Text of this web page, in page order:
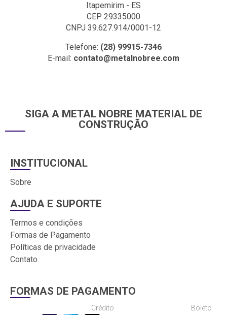
Itapemirim - ES
CEP 29335000
CNPJ 39.627.914/0001-12
Telefone: (28) 99915-7346
E-mail: contato@metalnobree.com
SIGA A METAL NOBRE MATERIAL DE
CONSTRUÇÃO
INSTITUCIONAL
Sobre
AJUDA E SUPORTE
Termos e condições
Formas de Pagamento
Políticas de privacidade
Contato
FORMAS DE PAGAMENTO
Crédito Boleto